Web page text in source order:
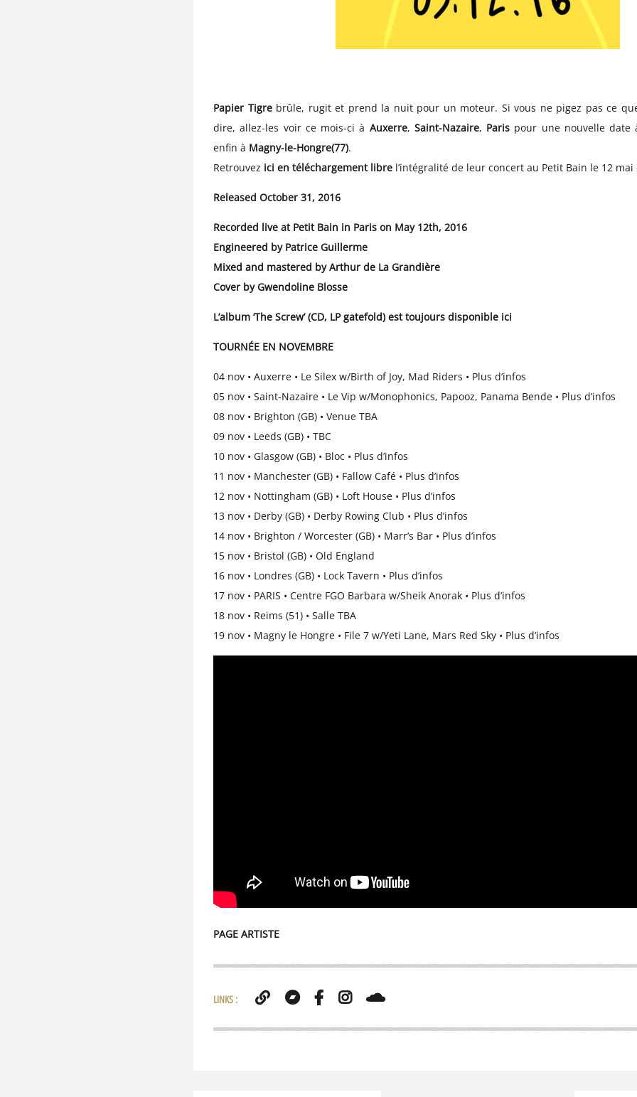
Papier Tigrebrûle, rugit et prend la nuit pour un moteur. Si vous ne pigez pas ce
dire, allez-les voir ce mois-ci à Auxerre, Saint-Nazaire, Paris pour une nouvelle date
enfin à Magny-le-Hongre(77).
Retrouvez ici en téléchargement libre l’intégralité de leur concert au Petit Bain le 12
Released October 31, 2016
Recorded live at Petit Bain in Paris on May 12th, 2016
Engineered by Patrice Guillerme
Mixed and mastered by Arthur de La Grandière
Cover by Gwendoline Blosse
L’album ‘The Screw’ (CD, LP gatefold) est toujours disponible ici
TOURNÉE EN NOVEMBRE
04 nov • Auxerre • Le Silex w/Birth of Joy, Mad Riders • Plus d’infos
05 nov • Saint-Nazaire • Le Vip w/Monophonics, Papooz, Panama Bende • Plus d’infos
08 nov • Brighton (GB) • Venue TBA
09 nov • Leeds (GB) • TBC
10 nov • Glasgow (GB) • Bloc • Plus d’infos
11 nov • Manchester (GB) • Fallow Café • Plus d’infos
12 nov • Nottingham (GB) • Loft House • Plus d’infos
13 nov • Derby (GB) • Derby Rowing Club • Plus d’infos
14 nov • Brighton / Worcester (GB) • Marr’s Bar • Plus d’infos
15 nov • Bristol (GB) • Old England
16 nov • Londres (GB) • Lock Tavern • Plus d’infos
17 nov • PARIS • Centre FGO Barbara w/Sheik Anorak • Plus d’infos
18 nov • Reims (51) • Salle TBA
19 nov • Magny le Hongre • File 7 w/Yeti Lane, Mars Red Sky • Plus d’infos
PAGE ARTISTE
LINKS :